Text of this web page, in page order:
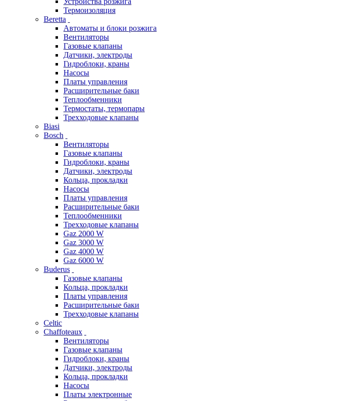
Термоизоляция
Beretta
Автоматы и блоки розжига
Вентиляторы
Газовые клапаны
Датчики, электроды
Гидроблоки, краны
Насосы
Платы управления
Расширительные баки
Теплообменники
Термостаты, термопары
Трехходовые клапаны
Biasi
Bosch
Вентиляторы
Газовые клапаны
Гидроблоки, краны
Датчики, электроды
Кольца, прокладки
Насосы
Платы управления
Расширительные баки
Теплообменники
Трехходовые клапаны
Gaz 2000 W
Gaz 3000 W
Gaz 4000 W
Gaz 6000 W
Buderus
Газовые клапаны
Кольца, прокладки
Платы управления
Расширительные баки
Трехходовые клапаны
Celtic
Chaffoteaux
Вентиляторы
Газовые клапаны
Гидроблоки, краны
Датчики, электроды
Кольца, прокладки
Насосы
Платы электронные